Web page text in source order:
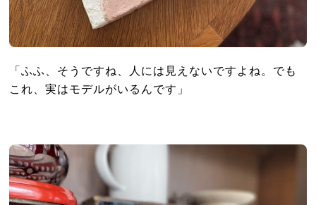
「ふふ、そうですね、人には見えないですよね。でも
これ、実はモデルがいるんです」